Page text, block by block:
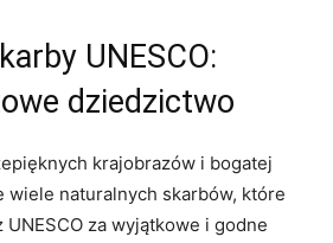
UNESCO:
dziedzictwo
⁢krajobrazów i ⁢bogatej
wiele naturalnych⁤ skarbów, które
UNESCO‌ za ​wyjątkowe ‌i godne